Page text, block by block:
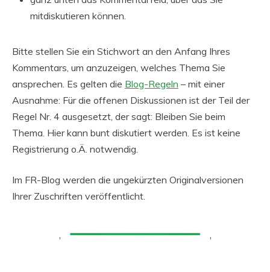
mitdiskutieren können.
Bitte stellen Sie ein Stichwort an den Anfang Ihres
Kommentars, um anzuzeigen, welches Thema Sie
ansprechen. Es gelten die Blog-Regeln – mit einer
Ausnahme: Für die offenen Diskussionen ist der Teil der
Regel Nr. 4 ausgesetzt, der sagt: Bleiben Sie beim
Thema. Hier kann bunt diskutiert werden. Es ist keine
Registrierung o.Ä. notwendig.
Im FR-Blog werden die ungekürzten Originalversionen
Ihrer Zuschriften veröffentlicht.